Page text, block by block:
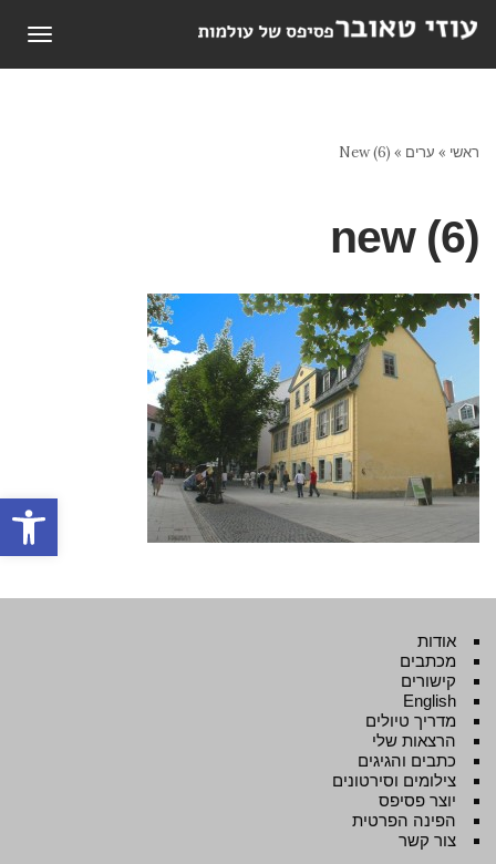
פתח
ראשי » ערים »
New (6)
new (6)
אודות
מכתבים
קישורים
English
מדריך טיולים
הרצאות שלי
כתבים והגיגים
צילומים וסירטונים
יוצר פסיפס
הפינה הפרטית
צור קשר